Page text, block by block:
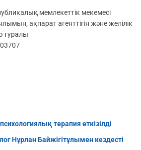
мемлекеттік мекемесі
ақпарат агенттігін және желілік
туралы
терапия өткізілді
Нұрлан Байжігітұлымен кездесті